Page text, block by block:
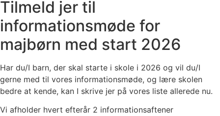
Tilmeld jer til
informationsmøde for
majbørn med start 2026
Har du/I barn, der skal starte i skole i 2026 og vil du/I
gerne med til vores informationsmøde, og lære skolen
bedre at kende, kan I skrive jer på vores liste allerede nu.
Vi afholder hvert efterår 2 informationsaftener